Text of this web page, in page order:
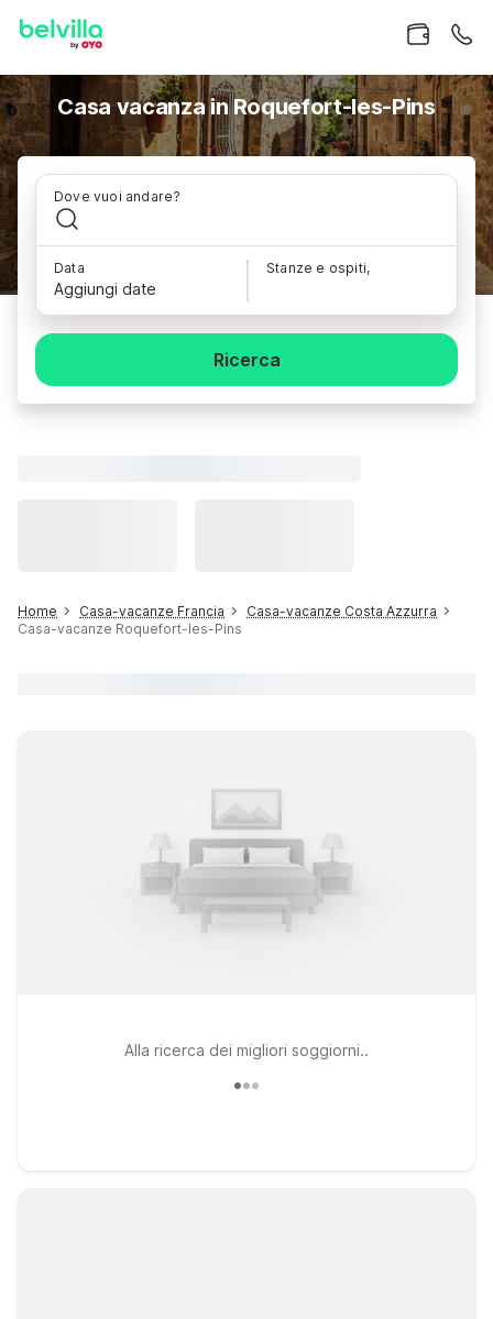
Casa vacanza in Roquefort-les-Pins
Dove vuoi andare?
Data
Aggiungi date
Stanze e ospiti,
Ricerca
Home Casa-vacanze Francia
Casa-vacanze Costa Azzurra
Casa-vacanze Roquefort-les-Pins
Alla ricerca dei migliori soggiorni..